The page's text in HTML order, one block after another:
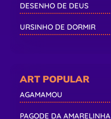
DESENHO DE DEUS
URSINHO DE DORMIR
ART POPULAR
AGAMAMOU
PAGODE DA AMARELINHA